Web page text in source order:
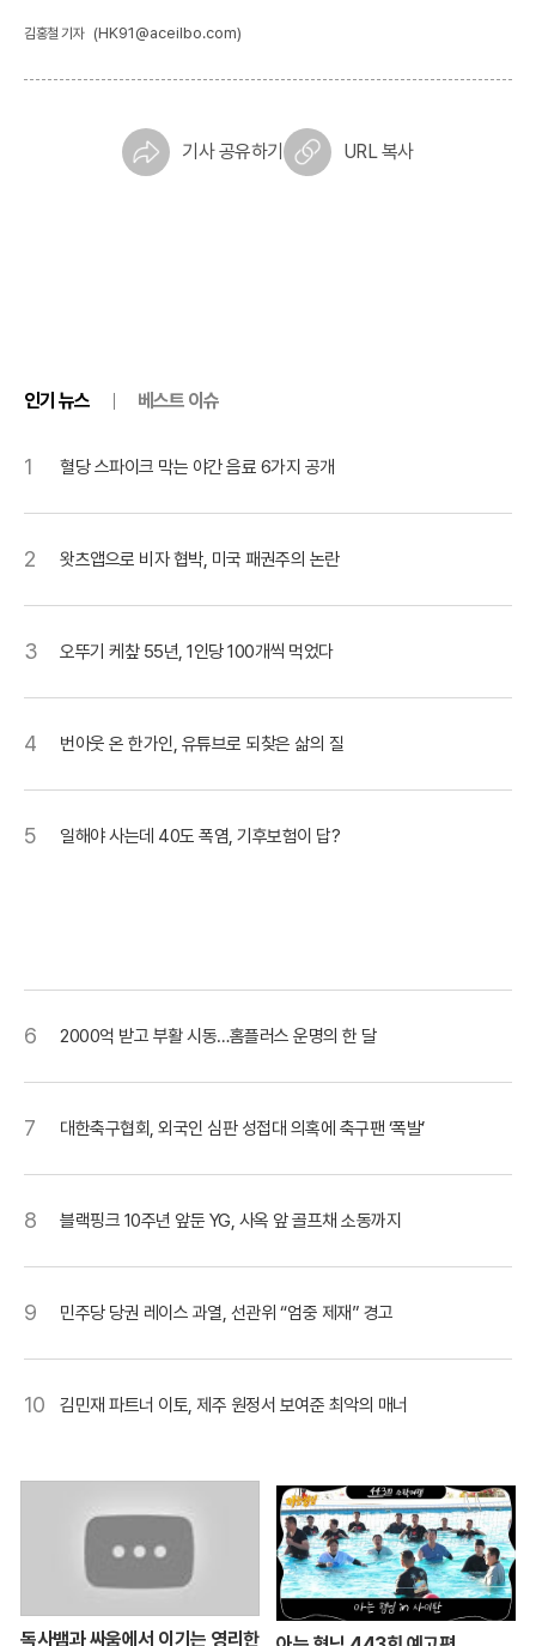
김홍철 기자 (HK91@aceilbo.com)
기사 공유하기 URL 복사
인기 뉴스 베스트 이슈
1 혈당 스파이크 막는 야간 음료 6가지 공개
2 왓츠앱으로 비자 협박, 미국 패권주의 논란
3 오뚜기 케챂 55년, 1인당 100개씩 먹었다
4 번아웃 온 한가인, 유튜브로 되찾은 삶의 질
5 일해야 사는데 40도 폭염, 기후보험이 답?
6 2000억 받고 부활 시동…홈플러스 운명의 한 달
7 대한축구협회, 외국인 심판 성접대 의혹에 축구팬 ‘폭발’
8 블랙핑크 10주년 앞둔 YG, 사옥 앞 골프채 소동까지
9 민주당 당권 레이스 과열, 선관위 “엄중 제재” 경고
10 김민재 파트너 이토, 제주 원정서 보여준 최악의 매너
독사뱀과 싸움에서 이기는 영리한